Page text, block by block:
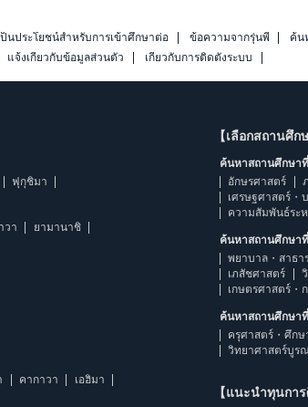
นประโยชน์สำหรับการเข้าศึกษาต่อ ข้อความจากรุ่นพี่ ค้น
แจ้งเกี่ยวกับข้อมูลส่วนตัว
เกี่ยวกับการติดตั้งระบบ
ฟุกุชิมา
วา
ยามานาชิ
คากาวา
เอฮิมา
【เลือกสถานศึก
ค้นหาสถานศึกษา
อักษรศาสตร์
เศรษฐศาสตร์
ความสัมพันธ์ระ
ค้นหาสถานศึกษา
พยาบาล・สาธ
เภสัชศาสตร์
เกษตรศาสตร์・
ค้นหาสถานศึกษา
ครุศาสตร์・ศึก
วิทยาศาสตร์บูร
【แนะนำทุนการ